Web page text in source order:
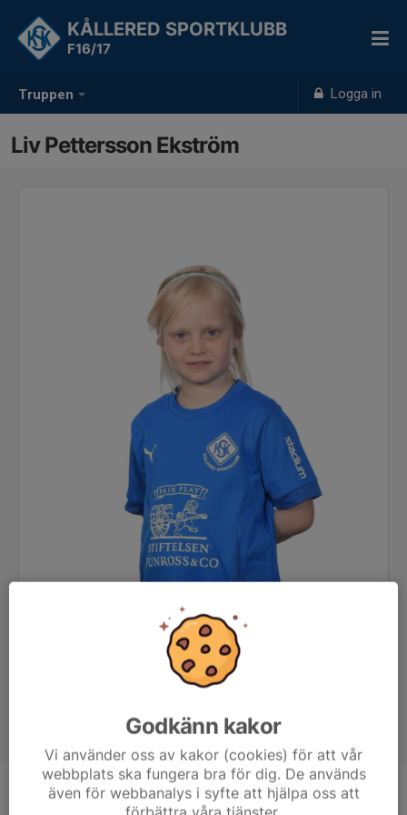
Truppen Logga in
KÅLLERED SPORTKLUBB
F16/17
Liv Pettersson Ekström
Position
-
Godkänn kakor
Vi använder oss av kakor (cookies) för att vår
webbplats ska fungera bra för dig. De används
även för webbanalys i syfte att hjälpa oss att